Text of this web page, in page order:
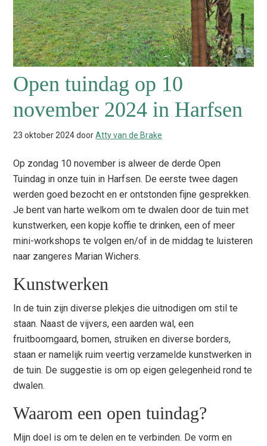
Open tuindag op 10
november 2024 in Harfsen
23 oktober 2024doorAtty van de Brake
Op zondag 10 november is alweer de derde Open
Tuindag in onze tuin in Harfsen. De eerste twee dagen
werden goed bezocht en er ontstonden fijne gesprekken.
Je bent van harte welkom om te dwalen door de tuin met
kunstwerken, een kopje koffie te drinken, een of meer
mini-workshops te volgen en/of in de middag te luisteren
naar zangeres Marian Wichers.
Kunstwerken
In de tuin zijn diverse plekjes die uitnodigen om stil te
staan. Naast de vijvers, een aarden wal, een
fruitboomgaard, bomen, struiken en diverse borders,
staan er namelijk ruim veertig verzamelde kunstwerken in
de tuin. De suggestie is om op eigen gelegenheid rond te
dwalen.
Waarom een open tuindag?
Mijn doel is om te delen en te verbinden. De vorm en